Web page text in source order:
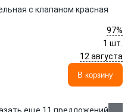
с клапаном красная
97%
1 шт.
12 августа
В корзину